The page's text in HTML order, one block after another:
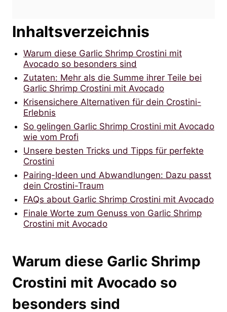
Inhaltsverzeichnis
Warum diese Garlic Shrimp Crostini mit
Avocado so besonders sind
Zutaten: Mehr als die Summe ihrer Teile bei
Garlic Shrimp Crostini mit Avocado
Krisensichere Alternativen für dein Crostini-
Erlebnis
So gelingen Garlic Shrimp Crostini mit Avocado
wie vom Profi
Unsere besten Tricks und Tipps für perfekte
Crostini
Pairing-Ideen und Abwandlungen: Dazu passt
dein Crostini-Traum
FAQs about Garlic Shrimp Crostini mit Avocado
Finale Worte zum Genuss von Garlic Shrimp
Crostini mit Avocado
Warum diese Garlic Shrimp
Crostini mit Avocado so
besonders sind